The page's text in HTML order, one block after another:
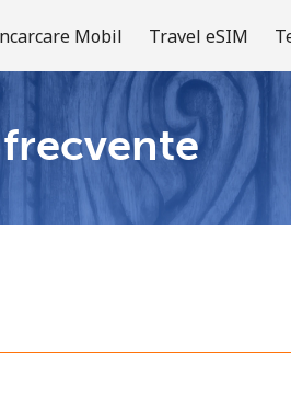
Mobil Travel eSIM
venit!